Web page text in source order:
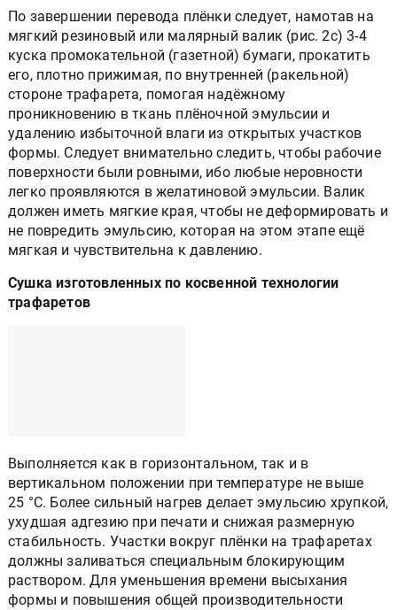
По завершении перевода плёнки следует, намотав на
мягкий резиновый или малярный валик (рис. 2c) 3-4
куска промокательной (газетной) бумаги, прокатить
его, плотно прижимая, по внутренней (ракельной)
стороне трафарета, помогая надёжному
проникновению в ткань плёночной эмульсии и
удалению избыточной влаги из открытых участков
формы. Следует внимательно следить, чтобы рабочие
поверхности были ровными, ибо любые неровности
легко проявляются в желатиновой эмульсии. Валик
должен иметь мягкие края, чтобы не деформировать и
не повредить эмульсию, которая на этом этапе ещё
мягкая и чувствительна к давлению.
Сушка изготовленных по косвенной технологии
трафаретов
Выполняется как в горизонтальном, так и в
вертикальном положении при температуре не выше
25 °С. Более сильный нагрев делает эмульсию хрупкой,
ухудшая адгезию при печати и снижая размерную
стабильность. Участки вокруг плёнки на трафаретах
должны заливаться специальным блокирующим
раствором. Для уменьшения времени высыхания
формы и повышения общей производительности